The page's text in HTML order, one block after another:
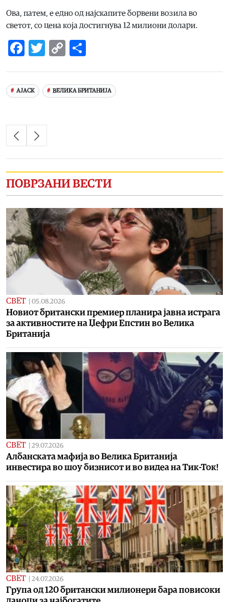
Ова, патем, е едно од најскапите борвени возила во
светот, со цена која достигнува 12 милиони долари.
Facebook
Twitter
Copy
АЈАСК ВЕЛИКА БРИТАНИЈА
ПОВРЗАНИ ВЕСТИ
СВЕТ 05.08.2026
Новиот британски премиер планира јавна истрага
за активностите на Џефри Епстин во Велика
Британија
СВЕТ 29.07.2026
Aлбанската мафија во Велика Британија
инвестира во шоу бизнисот и во видеа на Тик-Ток!
СВЕТ 24.07.2026
Група од 120 британски милионери бара повисоки